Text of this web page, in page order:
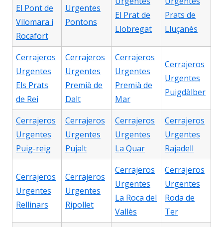
El Pont de
Vilomara i
Rocafort
Urgentes
Pontons
El Prat de
Llobregat
Prats de
Lluçanès
Cerrajeros
Urgentes
Els Prats
de Rei
Cerrajeros
Urgentes
Premià de
Dalt
Cerrajeros
Urgentes
Premià de
Mar
Cerrajeros
Urgentes
Puigdàlber
Cerrajeros
Urgentes
Puig-reig
Cerrajeros
Urgentes
Pujalt
Cerrajeros
Urgentes
La Quar
Cerrajeros
Urgentes
Rajadell
Cerrajeros
Urgentes
Rellinars
Cerrajeros
Urgentes
Ripollet
Cerrajeros
Urgentes
La Roca del
Vallès
Cerrajeros
Urgentes
Roda de
Ter